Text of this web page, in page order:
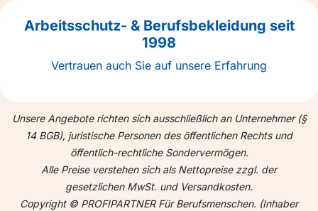
Arbeitsschutz- & Berufsbekleidung seit
1998
Vertrauen auch Sie auf unsere Erfahrung
Unsere Angebote richten sich ausschließlich an Unternehmer (§
14 BGB), juristische Personen des öffentlichen Rechts und
öffentlich-rechtliche Sondervermögen.
Alle Preise verstehen sich als Nettopreise zzgl. der
gesetzlichen MwSt. und Versandkosten.
Copyright © PROFIPARTNER Für Berufsmenschen. (Inhaber